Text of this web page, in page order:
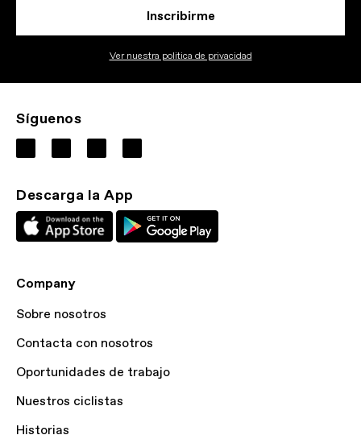
Inscribirme
Ver nuestra politica de privacidad
Síguenos
Descarga la App
Company
Sobre nosotros
Contacta con nosotros
Oportunidades de trabajo
Nuestros ciclistas
Historias